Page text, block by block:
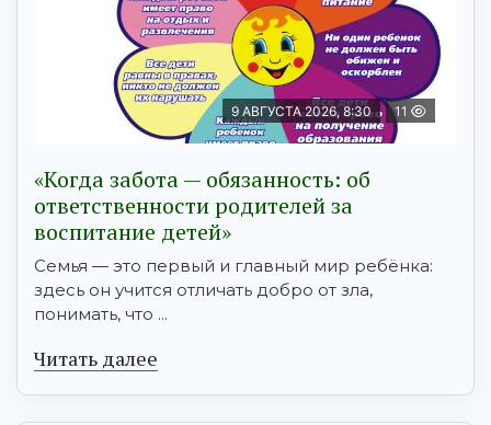
9 АВГУСТА 2026, 8:30 11
«Когда забота — обязанность: об
ответственности родителей за
воспитание детей»
Семья — это первый и главный мир ребёнка:
здесь он учится отличать добро от зла,
понимать, что ...
Читать далее